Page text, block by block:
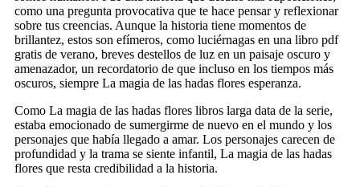
como una pregunta provocativa que te hace pensar y reflexionar
sobre tus creencias. Aunque la historia tiene momentos de
brillantez, estos son efímeros, como luciérnagas en una libro pdf
gratis de verano, breves destellos de luz en un paisaje oscuro y
amenazador, un recordatorio de que incluso en los tiempos más
oscuros, siempre La magia de las hadas flores esperanza.
Como La magia de las hadas flores libros larga data de la serie,
estaba emocionado de sumergirme de nuevo en el mundo y los
personajes que había llegado a amar. Los personajes carecen de
profundidad y la trama se siente infantil, La magia de las hadas
flores que resta credibilidad a la historia.